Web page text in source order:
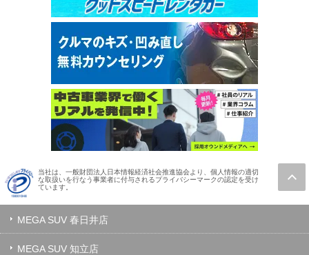
当社は、一般財団法人日本情報経済社会推進協会より、個人情報の適切
な取扱いを行なう事業者に付与されるプライバシーマークの認定を受け
ています。
MEGA SUV 春日井店
MEGA SUV 知立店